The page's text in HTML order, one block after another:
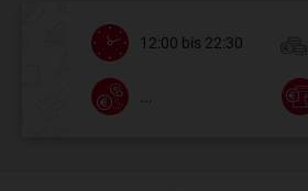
12:00 bis 22:30